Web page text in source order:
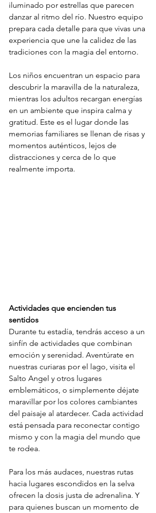
iluminado por estrellas que parecen
danzar al ritmo del río. Nuestro equipo
prepara cada detalle para que vivas una
experiencia que une la calidez de las
tradiciones con la magia del entorno.
Los niños encuentran un espacio para
descubrir la maravilla de la naturaleza,
mientras los adultos recargan energías
en un ambiente que inspira calma y
gratitud. Este es el lugar donde las
memorias familiares se llenan de risas y
momentos auténticos, lejos de
distracciones y cerca de lo que
realmente importa.
Actividades que encienden tus
sentidos
Durante tu estadía, tendrás acceso a un
sinfín de actividades que combinan
emoción y serenidad. Aventúrate en
nuestras curiaras por el lago, visita el
Salto Angel y otros lugares
emblemáticos, o simplemente déjate
maravillar por los colores cambiantes
del paisaje al atardecer. Cada actividad
está pensada para reconectar contigo
mismo y con la magia del mundo que
te rodea.
Para los más audaces, nuestras rutas
hacia lugares escondidos en la selva
ofrecen la dosis justa de adrenalina. Y
para quienes buscan un momento de